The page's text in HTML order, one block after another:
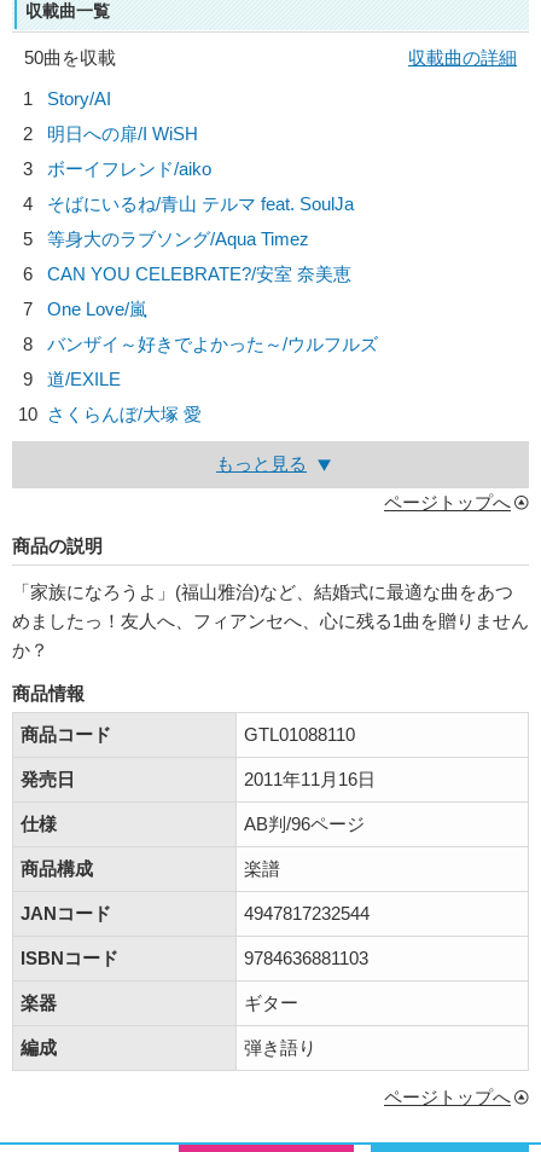
収載曲一覧
50曲を収載
収載曲の詳細
1
Story/AI
2
明日への扉/I WiSH
3
ボーイフレンド/aiko
4
そばにいるね/青山 テルマ feat. SoulJa
5
等身大のラブソング/Aqua Timez
6
CAN YOU CELEBRATE?/安室 奈美恵
7
One Love/嵐
8
バンザイ～好きでよかった～/ウルフルズ
9
道/EXILE
10 さくらんぼ/大塚 愛
もっと見る
ページトップへ
商品の説明
「家族になろうよ」(福山雅治)など、結婚式に最適な曲をあつ
めましたっ！友人へ、フィアンセへ、心に残る1曲を贈りません
か？
商品情報
商品コード
GTL01088110
発売日 2011年11月16日
仕様 AB判/96ページ
商品構成 楽譜
JANコード 4947817232544
ISBNコード 9784636881103
楽器 ギター
編成 弾き語り
ページトップへ